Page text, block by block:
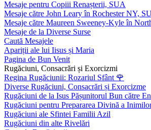
Mesaje pentru Copiii Renașterii, SUA
Mesaje către John Leary în Rochester NY,
Mesaje către Maureen Sweeney-Kyle în
Mesaje de la Diverse Surse
Caută Mesajele
Apariții ale lui Iisus și Maria
Pagina de Bun Venit
Rugăciuni, Consacrări și Exorcizmi
Regina Rugăciunii: Rozariul Sfânt 🌹
Diverse Rugăciuni, Consacrări și Exorcizme
Rugăciuni de la Isus Pășunitorul Bun către
Rugăciuni pentru Prepararea Divină a
Rugăciuni ale Sfintei Familii Azil
Rugăciuni din alte Rivelări